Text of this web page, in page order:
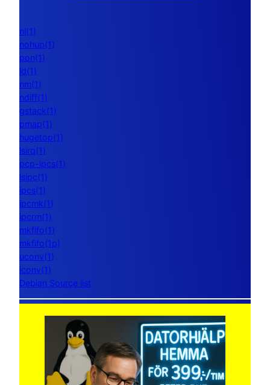
nl(1)
nohup(1)
pon(1)
ld(1)
nm(1)
ndiff(1)
gstack(1)
pmap(1)
hugetop(1)
lsirq(1)
pcp-ipcs(1)
lsipc(1)
ipcs(1)
ipcmk(1)
ipcrm(1)
mkfifo(1)
mkfifo(1p)
uconv(1)
iconv(1)
Debian Source list